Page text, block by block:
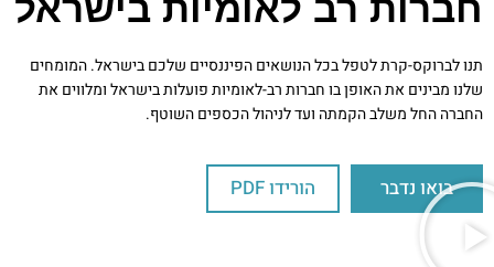
תנו לברוקס-קרת לטפל בכל הנושאים הפיננסיים שלכם בישראל. המומחים
שלנו מבינים את האופן בו חברות רב-לאומיות פועלות בישראל ומלווים את
החברה החל משלב הקמתה ועד לניהול הכספים השוטף.
בואו נדבר הורידו PDF